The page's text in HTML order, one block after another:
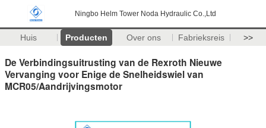
Ningbo Helm Tower Noda Hydraulic Co.,Ltd
Huis Producten Over ons Fabrieksreis >>
De Verbindingsuitrusting van de Rexroth Nieuwe
Vervanging voor Enige de Snelheidswiel van
MCR05/Aandrijvingsmotor